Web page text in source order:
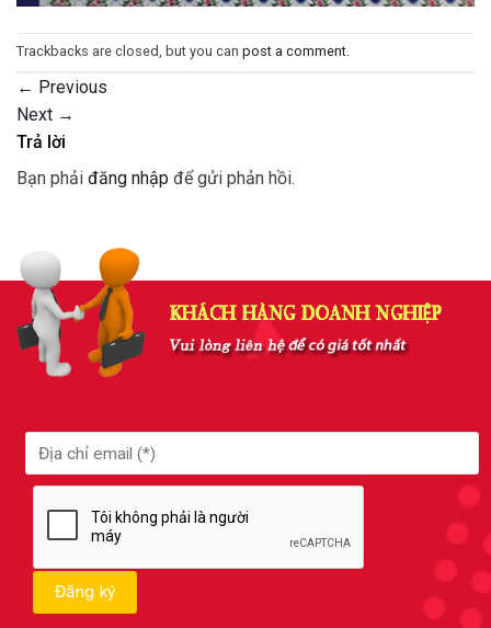
Trackbacks are closed, but you can post a comment.
← Previous
Next →
Trả lời
Bạn phải đăng nhập để gửi phản hồi.